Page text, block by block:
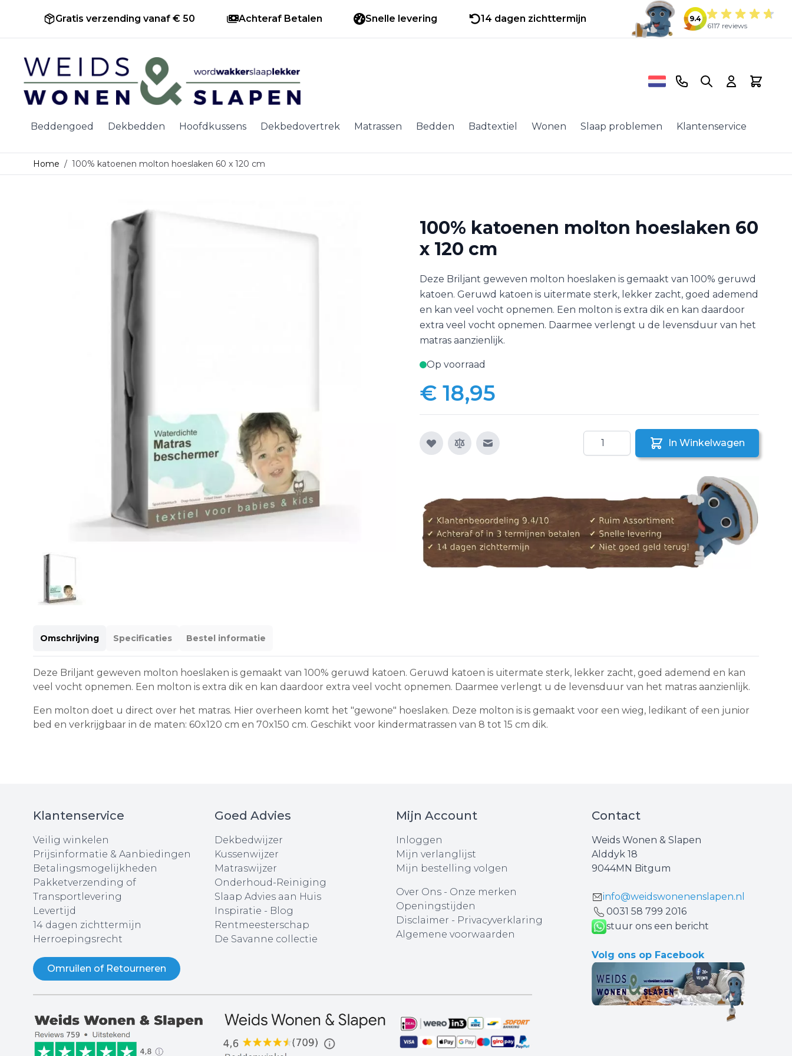
Gratis verzending vanaf € 50 Achteraf Betalen Snelle levering 14 dagen zichttermijn
9.4
6117 reviews
Ga naar de inhoud
Beddengoed Dekbedden Hoofdkussens Dekbedovertrek Matrassen Bedden Badtextiel Wonen Slaap problemen Klantenservice
Telefoonnummer
Search Cart
Home / 100% katoenen molton hoeslaken 60 x 120 cm
100% katoenen molton hoeslaken 60
x 120 cm
Deze Briljant geweven molton hoeslaken is gemaakt van 100% geruwd
katoen. Geruwd katoen is uitermate sterk, lekker zacht, goed ademend
en kan veel vocht opnemen. Een molton is extra dik en kan daardoor
extra veel vocht opnemen. Daarmee verlengt u de levensduur van het
matras aanzienlijk.
Op voorraad
€ 18,95
E-mail naar een vriend
Aantal
In Winkelwagen
Omschrijving Specificaties Bestel informatie
Deze Briljant geweven molton hoeslaken is gemaakt van 100% geruwd katoen. Geruwd katoen is uitermate sterk, lekker zacht, goed ademend en kan
veel vocht opnemen. Een molton is extra dik en kan daardoor extra veel vocht opnemen. Daarmee verlengt u de levensduur van het matras aanzienlijk.
Een molton doet u direct over het matras. Hier overheen komt het "gewone" hoeslaken. Deze molton is is gemaakt voor een wieg, ledikant of een junior
bed en verkrijgbaar in de maten: 60x120 cm en 70x150 cm. Geschikt voor kindermatrassen van 8 tot 15 cm dik.
Klantenservice
Veilig winkelen
Prijsinformatie & Aanbiedingen
Betalingsmogelijkheden
Pakketverzending of
Transportlevering
Levertijd
14 dagen zichttermijn
Herroepingsrecht
Omruilen of Retourneren
Goed Advies
Dekbedwijzer
Kussenwijzer
Matraswijzer
Onderhoud-Reiniging
Slaap Advies aan Huis
Inspiratie - Blog
Rentmeesterschap
De Savanne collectie
Mijn Account
Inloggen
Mijn verlanglijst
Mijn bestelling volgen
Over Ons- Onze merken
Openingstijden
Disclaimer - Privacyverklaring
Algemene voorwaarden
Contact
Weids Wonen & Slapen
Alddyk 18
9044MN Bitgum
info@weidswonenenslapen.nl
0031 ‪58 799 2016‬
stuur ons een bericht
Volg ons op Facebook